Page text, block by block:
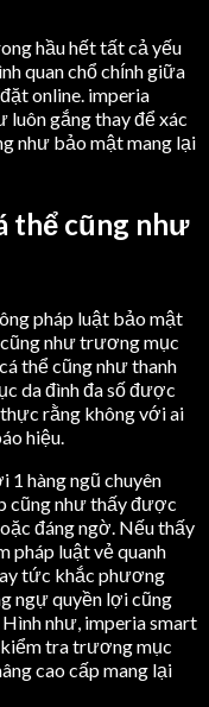
hầu hết tất cả yếu
quan chổ chính giữa
online. imperia
luôn gắng thay để xác
như bảo mật mang lại
thể cũng như
pháp luật bảo mật
như trương mục
thể cũng như thanh
da đình đa số được
rằng không với ai
hiệu.
1 hàng ngũ chuyên
cũng như thấy được
đáng ngờ. Nếu thấy
pháp luật vẻ quanh
tức khắc phương
ngự quyền lợi cũng
như, imperia smart
kiểm tra trương mục
cao cấp mang lại